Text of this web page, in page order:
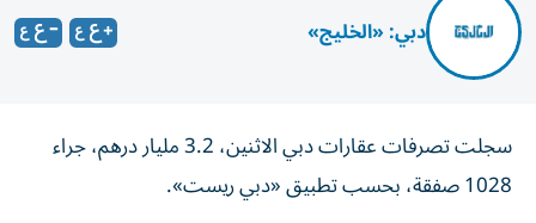
دبي: «الخليج»
سجلت تصرفات عقارات دبي الاثنين، 3.2 مليار درهم، جراء
1028 صفقة، بحسب تطبيق «دبي ريست».